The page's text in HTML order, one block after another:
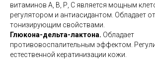
витаминов А, В, Р, С является мощным
регулятором и антиасидантом. Обладает
тонизирующим свойствами.
Глюкона-дельта-лактона. Обладает
противовоспалительным эффектом.
естественной кератинизации кожи.